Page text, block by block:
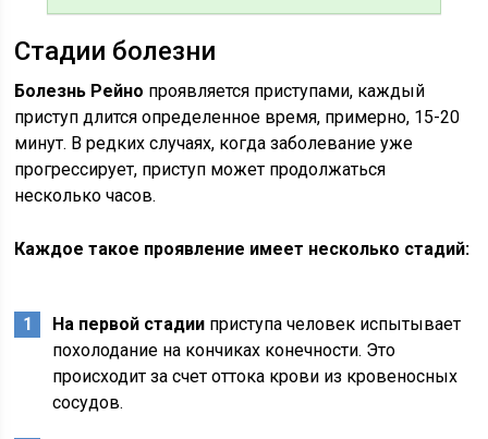
Стадии болезни
Болезнь Рейно проявляется приступами, каждый
приступ длится определенное время, примерно, 15-20
минут. В редких случаях, когда заболевание уже
прогрессирует, приступ может продолжаться
несколько часов.
Каждое такое проявление имеет несколько стадий:
На первой стадии приступа человек испытывает
похолодание на кончиках конечности. Это
происходит за счет оттока крови из кровеносных
сосудов.